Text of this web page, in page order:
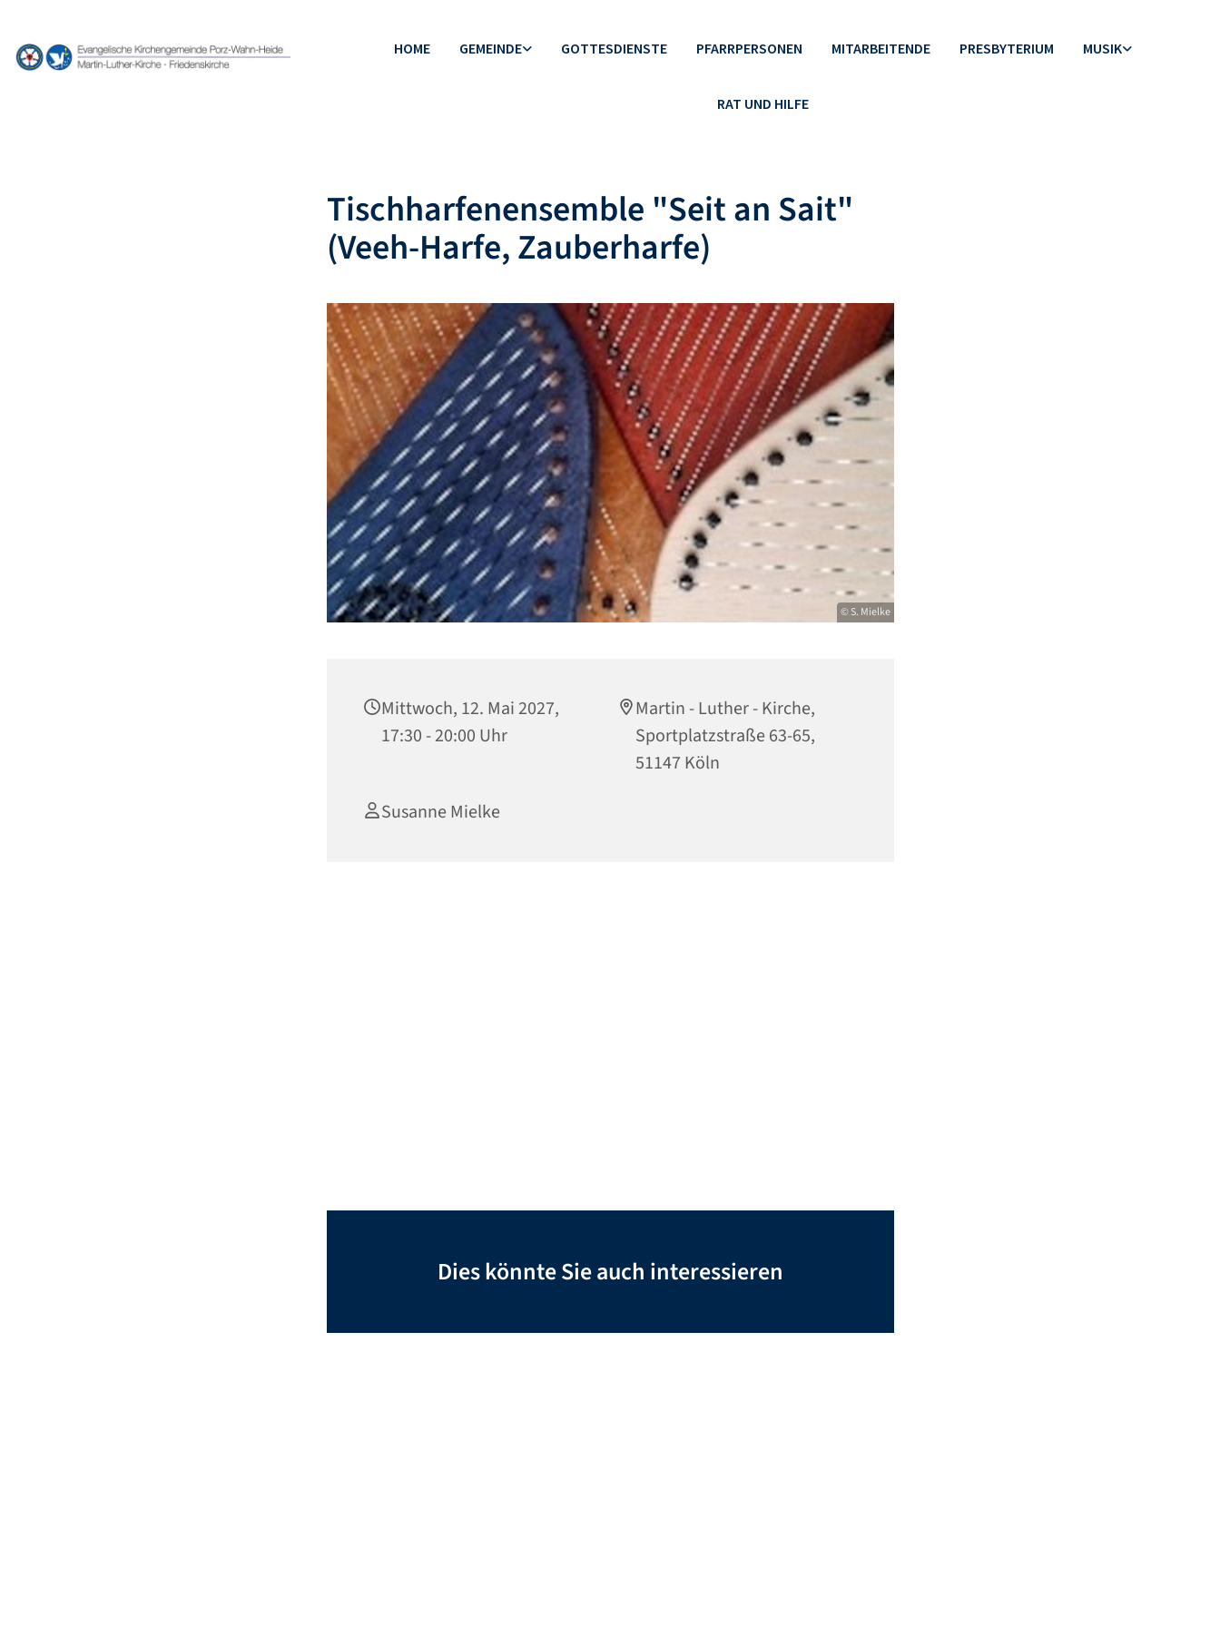
HOME GEMEINDE GOTTESDIENSTE PFARRPERSONEN MITARBEITENDE PRESBYTERIUM MUSIK
RAT UND HILFE
Tischharfenensemble "Seit an Sait"
(Veeh-Harfe, Zauberharfe)
© S. Mielke
Mittwoch, 12. Mai 2027,
17:30 - 20:00 Uhr
Martin - Luther - Kirche,
Sportplatzstraße 63-65,
51147 Köln
Susanne Mielke
Dies könnte Sie auch interessieren